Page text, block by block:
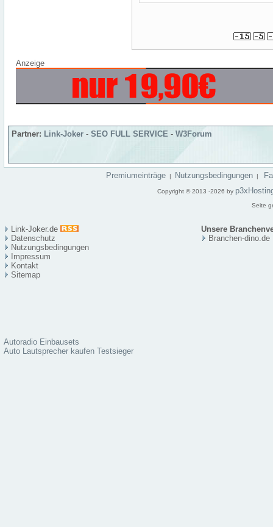
Anzeige
Partner: Link-Joker - SEO FULL SERVICE - W3Forum
Premiumeinträge | Nutzungsbedingungen |
Copyright © 2013 -2026 by
Seite
Link-Joker.de
Unsere
Datenschutz
Nutzungsbedingungen
Impressum
Kontakt
Sitemap
Branchen-dino.de
Autoradio Einbausets
Auto Lautsprecher kaufen Testsieger